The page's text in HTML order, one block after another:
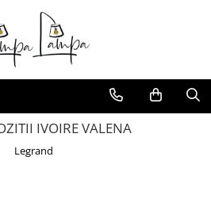
IVOIRE VALENA
Legrand